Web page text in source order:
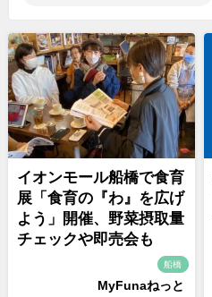
イオンモール船橋で食育
展「食育の『わ』を広げ
よう」開催、野菜摂取量
チェックや即売会も
船橋
MyFunaねっと